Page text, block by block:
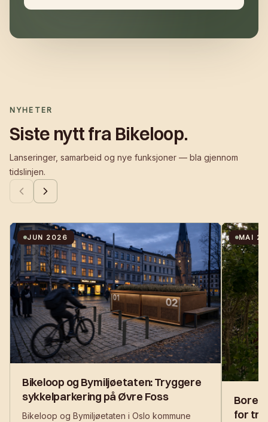
NYHETER
Siste nytt fra Bikeloop.
Lanseringer, samarbeid og nye funksjoner — bla gjennom
tidslinjen.
JUN 2026
Bikeloop og Bymiljøetaten: Tryggere
sykkelparkering på Øvre Foss
Bikeloop og Bymiljøetaten i Oslo kommune
MAI
for